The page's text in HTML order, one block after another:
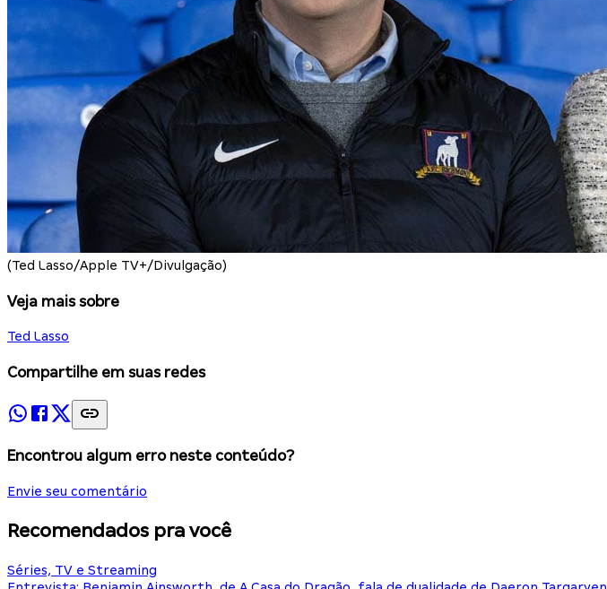
(Ted Lasso/Apple TV+/Divulgação)
Veja mais sobre
Ted Lasso
Compartilhe em suas redes
Encontrou algum erro neste conteúdo?
Envie seu comentário
Recomendados pra você
Séries, TV e Streaming